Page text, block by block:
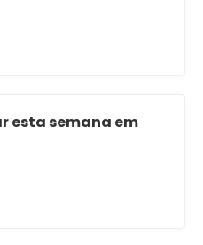
esta semana em